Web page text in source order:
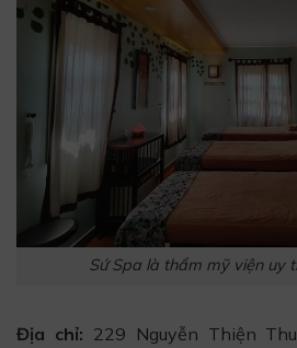
Sứ Spa là thẩm mỹ viện uy
Địa chỉ: 229 Nguyễn Thiện